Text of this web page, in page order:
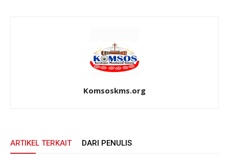
Komsoskms.org
ARTIKEL TERKAIT DARI PENULIS